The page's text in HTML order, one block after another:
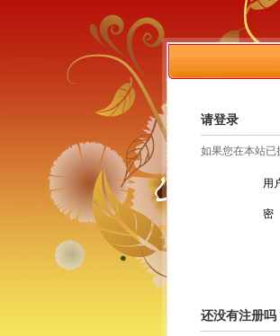
请登录
如果您在本站已
用
密
还没有注册吗